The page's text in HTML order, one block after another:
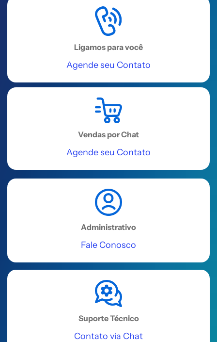
Av. Coronel Colares Moreira, 32,
Center Renascença, bairro Jardim
Renascença
Acessar
Salvador
REGIÃO NORDESTE
Edif Hangar Business Park - Av. Luís
715 e 716 - São Cristóvão, Salvador -
Recife
REGIÃO NORDESTE
Viagem, Sala 302
REGIÃO NORDESTE
Ligamos para você
Agende seu Contato
Vendas por Chat
Agende seu Contato
Administrativo
Fale Conosco
Suporte Técnico
Contato via Chat